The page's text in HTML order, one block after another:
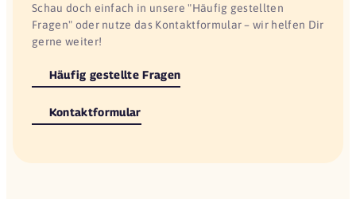
Schau doch einfach in unsere "Häufig gestellten
Fragen" oder nutze das Kontaktformular – wir helfen Dir
gerne weiter!
Häufig gestellte Fragen
Kontaktformular